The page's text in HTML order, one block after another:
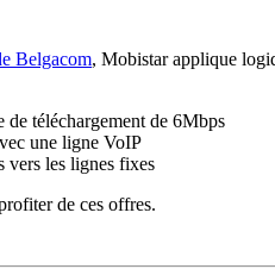
Belgacom, Mobistar applique
téléchargement de 6Mbps
une ligne VoIP
vers les lignes fixes
de ces offres.